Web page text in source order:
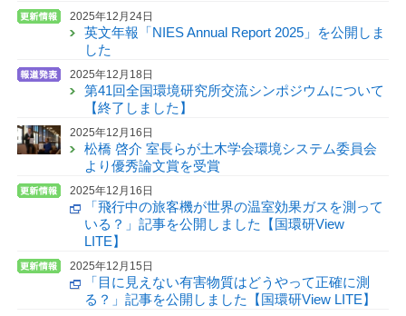
2025年12月24日
英文年報「NIES Annual Report 2025」を公開しま
した
2025年12月18日
第41回全国環境研究所交流シンポジウムについて
【終了しました】
2025年12月16日
松橋 啓介 室長らが土木学会環境システム委員会
より優秀論文賞を受賞
2025年12月16日
「飛行中の旅客機が世界の温室効果ガスを測って
いる？」記事を公開しました【国環研View
LITE】
2025年12月15日
「目に見えない有害物質はどうやって正確に測
る？」記事を公開しました【国環研View LITE】